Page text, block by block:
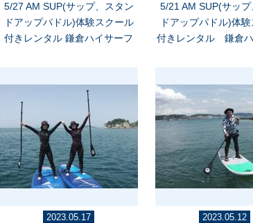
5/27 AM SUP(サップ、スタン
ドアップパドル)体験スクール
付きレンタル 鎌倉ハイサーフ
5/21 AM SUP(サッ
ドアップパドル)体
付きレンタル 鎌倉
2023.05.17 2023.05.12